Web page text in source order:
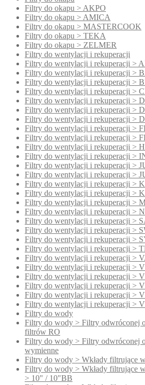
Filtry do okapu > AKPO
Filtry do okapu > AMICA
Filtry do okapu > MASTERCOOK
Filtry do okapu > TEKA
Filtry do okapu > ZELMER
Filtry do wentylacji i rekuperacji
Filtry do wentylacji i rekuperacji >
Filtry do wentylacji i rekuperacji >
Filtry do wentylacji i rekuperacji >
Filtry do wentylacji i rekuperacji >
Filtry do wentylacji i rekuperacji >
Filtry do wentylacji i rekuperacji >
Filtry do wentylacji i rekuperacji >
Filtry do wentylacji i rekuperacji >
Filtry do wentylacji i rekuperacji >
Filtry do wentylacji i rekuperacji >
Filtry do wentylacji i rekuperacji >
Filtry do wentylacji i rekuperacji >
Filtry do wentylacji i rekuperacji >
Filtry do wentylacji i rekuperacji >
Filtry do wentylacji i rekuperacji >
Filtry do wentylacji i rekuperacji >
Filtry do wentylacji i rekuperacji >
Filtry do wentylacji i rekuperacji >
Filtry do wentylacji i rekuperacji >
Filtry do wentylacji i rekuperacji >
Filtry do wentylacji i rekuperacji >
Filtry do wentylacji i rekuperacji >
Filtry do wentylacji i rekuperacji >
Filtry do wentylacji i rekuperacji >
Filtry do wentylacji i rekuperacji >
Filtry do wentylacji i rekuperacji >
Filtry do wentylacji i rekuperacji >
Filtry do wody
Filtry do wody > Filtry odwróconej
filtrów RO
Filtry do wody > Filtry odwróconej
wymienne
Filtry do wody > Wkłady filtrujące
Filtry do wody > Wkłady filtrujące
> 10" / 10"BB